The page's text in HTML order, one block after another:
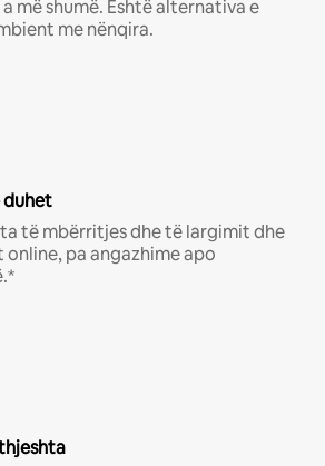
më shumë. Është alternativa e
me nënqira.
duhet
të mbërritjes dhe të largimit dhe
pa angazhime apo